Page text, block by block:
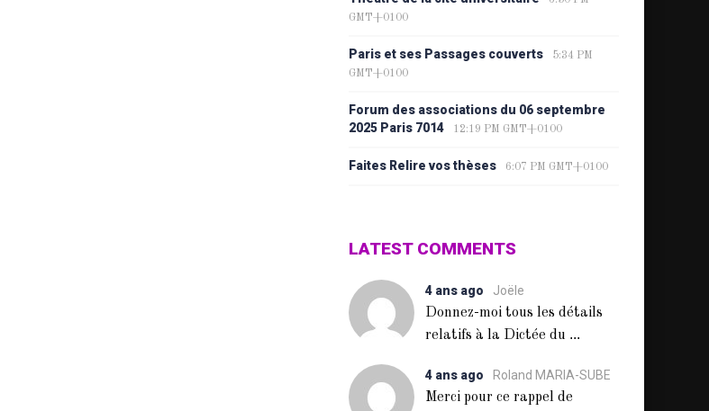
GMT+0100
Paris et ses Passages couverts
5:34 PM
GMT+0100
Forum des associations du 06 septembre
2025 Paris 7014
12:19 PM GMT+0100
Faites Relire vos thèses 6:07 PM GMT+0100
LATEST COMMENTS
4 ans ago
Joële
Donnez-moi tous les détails
relatifs à la Dictée du ...
4 ans ago
Roland MARIA-SUBE
Merci pour ce rappel de